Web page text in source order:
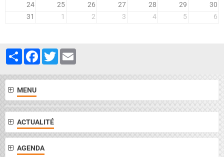
24
25 26 27 28 29
30
31
1 2 3 4 5 6
PartagerFacebook
Twitter
MENU
ACTUALITÉ
AGENDA